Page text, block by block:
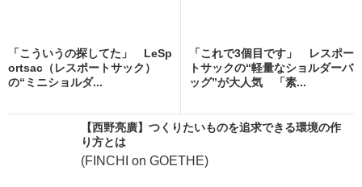
「こういうの探してた」 LeSp
ortsac（レスポートサック）
の“ミニショルダ...
「これで3個目です」 レスポー
トサックの“軽量なショルダーバ
ッグ”が大人気 「素...
【西野亮廣】つくりたいものを追求できる環境の作
り方とは
(FINCHI on GOETHE)